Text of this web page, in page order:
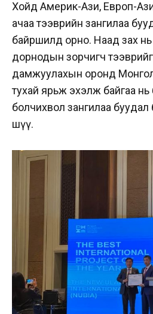
Хойд Америк-Ази, Европ-
ачаа тээврийн зангилаа
байршилд орно. Наад зах
дорнодын зорчигч
дамжуулахын оронд
тухай ярьж эхэлж байгаа
болчихвол зангилаа
шүү.